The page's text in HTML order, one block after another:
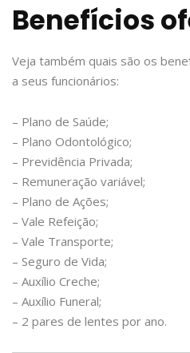
Benefícios
Veja também quais são os
a seus funcionários:
– Plano de Saúde;
– Plano Odontológico;
– Previdência Privada;
– Remuneração variável;
– Plano de Ações;
– Vale Refeição;
– Vale Transporte;
– Seguro de Vida;
– Auxílio Creche;
– Auxílio Funeral;
– 2 pares de lentes por ano.